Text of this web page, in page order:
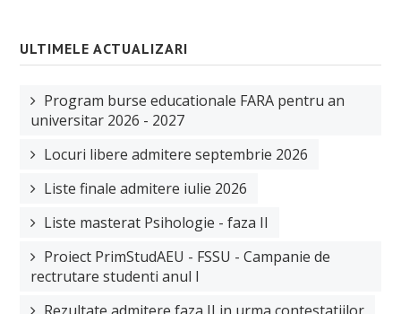
Bursa Doctorala
CV cadre didactice
Centre de cercetare
Publicaţii
Manifestări științifice
Etica cercetare
ULTIMELE ACTUALIZARI
Program burse educationale FARA pentru an
universitar 2026 - 2027
Locuri libere admitere septembrie 2026
Liste finale admitere iulie 2026
Liste masterat Psihologie - faza II
Proiect PrimStudAEU - FSSU - Campanie de
rectrutare studenti anul I